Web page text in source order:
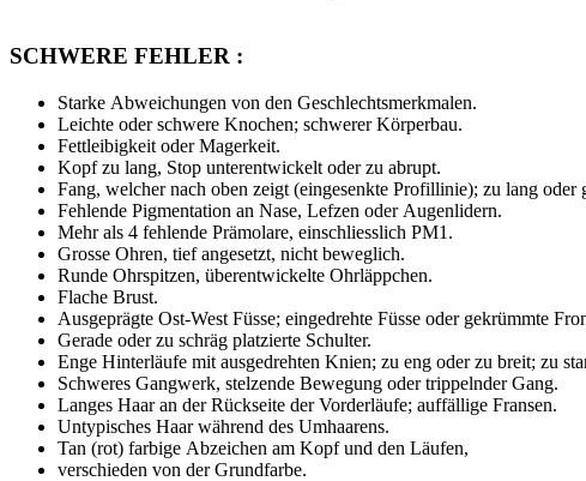
SCHWERE FEHLER :
Starke Abweichungen von den Geschlechtsmerkmalen.
Leichte oder schwere Knochen; schwerer Körperbau.
Fettleibigkeit oder Magerkeit.
Kopf zu lang, Stop unterentwickelt oder zu abrupt.
Fang, welcher nach oben zeigt (eingesenkte Profillinie); zu lang oder
Fehlende Pigmentation an Nase, Lefzen oder Augenlidern.
Mehr als 4 fehlende Prämolare, einschliesslich PM1.
Grosse Ohren, tief angesetzt, nicht beweglich.
Runde Ohrspitzen, überentwickelte Ohrläppchen.
Flache Brust.
Ausgeprägte Ost-West Füsse; eingedrehte Füsse oder gekrümmte
Gerade oder zu schräg platzierte Schulter.
Enge Hinterläufe mit ausgedrehten Knien; zu eng oder zu breit; zu
Schweres Gangwerk, stelzende Bewegung oder trippelnder Gang.
Langes Haar an der Rückseite der Vorderläufe; auffällige Fransen.
Untypisches Haar während des Umhaarens.
Tan (rot) farbige Abzeichen am Kopf und den Läufen,
verschieden von der Grundfarbe.